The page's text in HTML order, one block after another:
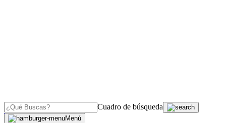
Cuadro de búsqueda
Menú
OJO